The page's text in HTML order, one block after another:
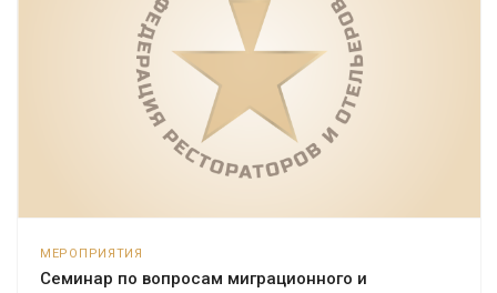
МЕРОПРИЯТИЯ
Семинар по вопросам миграционного и